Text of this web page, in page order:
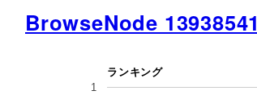
BrowseNode 13938541
ランキング
1